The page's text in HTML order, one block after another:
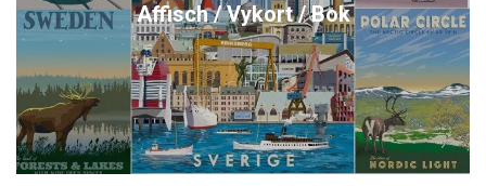
Affisch / Vykort / Bok